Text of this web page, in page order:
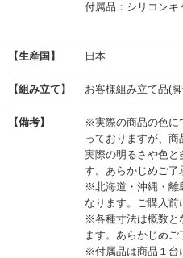
付属品：シリコンキ
【生産国】 日本
【組み立て】 お客様組み立て品(
【備考】
※実際の商品の色に
っておりますが、
実際の明るさや色と
す。あらかじめご了
※北海道・沖縄・離
なります。ご購入前
※各種寸法は概数と
ます。あらかじめご
※付属品は商品１台